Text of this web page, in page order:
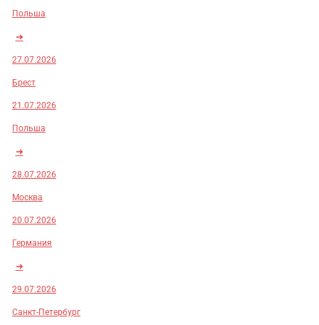
Польша
➜
27.07.2026
Брест
21.07.2026
Польша
➜
28.07.2026
Москва
20.07.2026
Германия
➜
29.07.2026
Санкт-Петербург